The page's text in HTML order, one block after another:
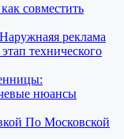
совместить
реклама
технического
нюансы
По Московской